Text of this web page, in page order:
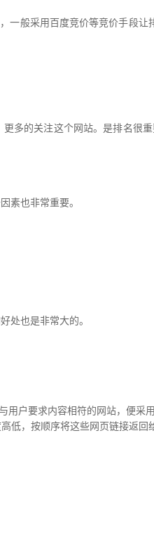
般采用百度竞价等竞价手段让
的关注这个网站。是排名很
也非常重要。
也是非常大的。
户要求内容相符的网站，便
低，按顺序将这些网页链接返回